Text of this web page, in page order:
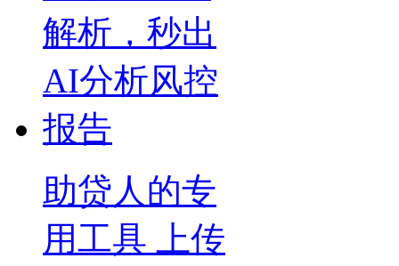
助贷人的专
用工具 上传